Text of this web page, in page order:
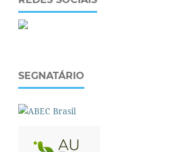
SEGNATÁRIO